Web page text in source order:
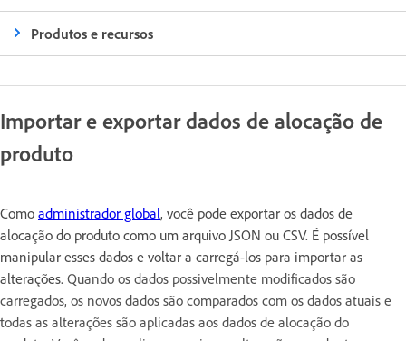
Produtos e recursos
Importar e exportar dados de alocação de
produto
Como administrador global, você pode exportar os dados de
alocação do produto como um arquivo JSON ou CSV. É possível
manipular esses dados e voltar a carregá-los para importar as
alterações. Quando os dados possivelmente modificados são
carregados, os novos dados são comparados com os dados atuais e
todas as alterações são aplicadas aos dados de alocação do